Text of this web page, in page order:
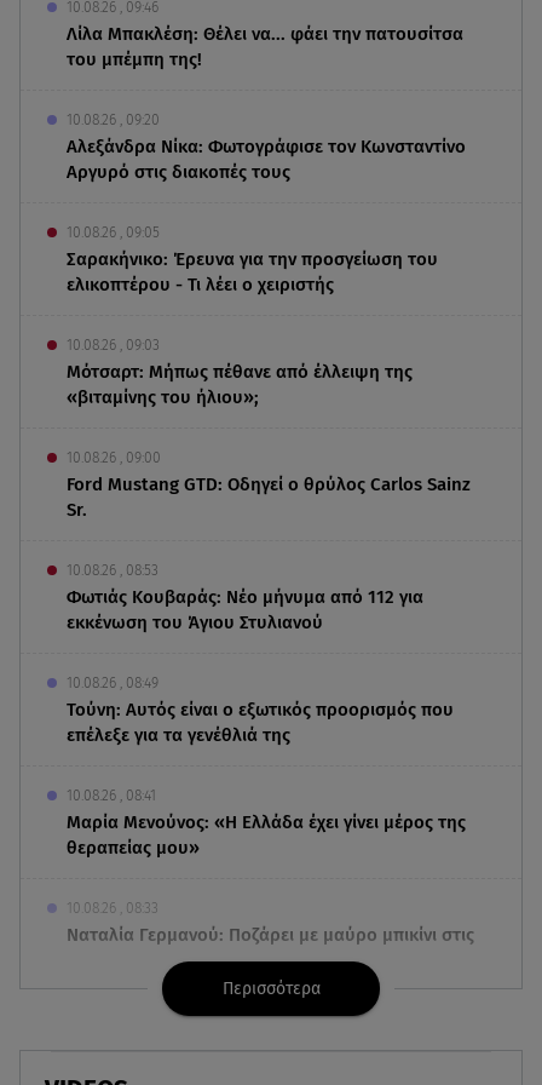
10.08.26 , 09:46
Λίλα Μπακλέση: Θέλει να... φάει την πατουσίτσα
του μπέμπη της!
10.08.26 , 09:20
Αλεξάνδρα Νίκα: Φωτογράφισε τον Κωνσταντίνο
Αργυρό στις διακοπές τους
10.08.26 , 09:05
Σαρακήνικο: Έρευνα για την προσγείωση του
ελικοπτέρου - Τι λέει ο χειριστής
10.08.26 , 09:03
Μότσαρτ: Μήπως πέθανε από έλλειψη της
«βιταμίνης του ήλιου»;
10.08.26 , 09:00
Ford Mustang GTD: Οδηγεί ο θρύλος Carlos Sainz
Sr.
10.08.26 , 08:53
Φωτιάς Κουβαράς: Νέο μήνυμα από 112 για
εκκένωση του Άγιου Στυλιανού
10.08.26 , 08:49
Τούνη: Αυτός είναι ο εξωτικός προορισμός που
επέλεξε για τα γενέθλιά της
10.08.26 , 08:41
Μαρία Μενούνος: «Η Ελλάδα έχει γίνει μέρος της
θεραπείας μου»
10.08.26 , 08:33
Ναταλία Γερμανού: Ποζάρει με μαύρο μπικίνι στις
καλοκαιρινές της διακοπές
Ο καιρός Hot Dry Windy θέτει σε Red Code τη
Περισσότερα